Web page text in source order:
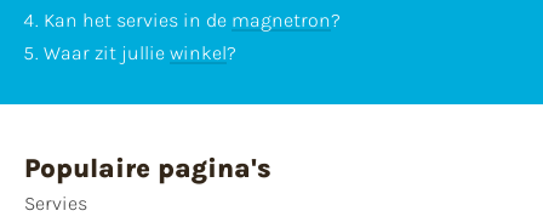
Kan het servies in de magnetron?
Waar zit jullie winkel?
Populaire pagina's
Servies